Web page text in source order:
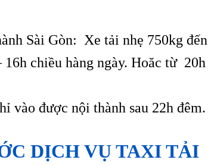
Sài Gòn: Xe tải nhẹ 750kg đến
16h chiều hàng ngày. Hoăc từ 20h
vào được nội thành sau 22h đêm.
DỊCH VỤ TAXI TẢI